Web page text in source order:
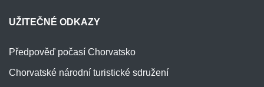
UŽITEČNÉ ODKAZY
Předpověď počasí Chorvatsko
Chorvatské národní turistické sdružení